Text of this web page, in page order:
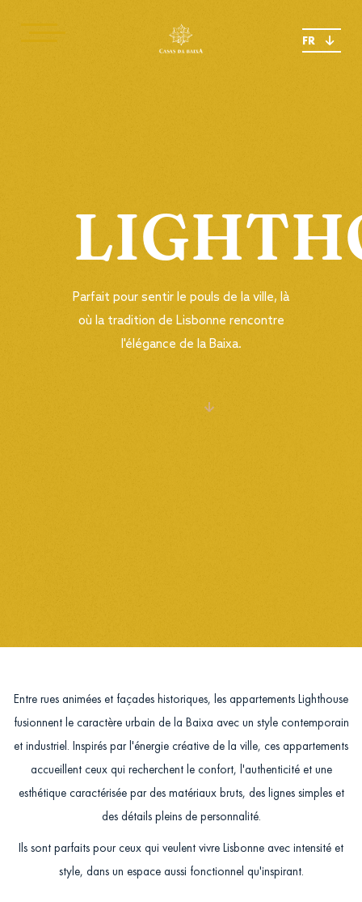
FR
Parfait pour sentir le pouls de la ville, là
où la tradition de Lisbonne rencontre
l'élégance de la Baixa.
Entre rues animées et façades historiques, les appartements Lighthouse
fusionnent le caractère urbain de la Baixa avec un style contemporain
et industriel. Inspirés par l'énergie créative de la ville, ces appartements
accueillent ceux qui recherchent le confort, l'authenticité et une
esthétique caractérisée par des matériaux bruts, des lignes simples et
des détails pleins de personnalité.
Ils sont parfaits pour ceux qui veulent vivre Lisbonne avec intensité et
style, dans un espace aussi fonctionnel qu'inspirant.